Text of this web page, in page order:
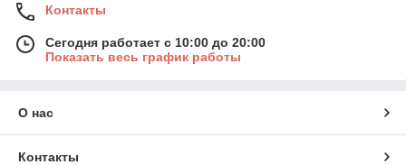
Контакты
Сегодня работает с 10:00 до 20:00
Показать весь график работы
О нас
Контакты